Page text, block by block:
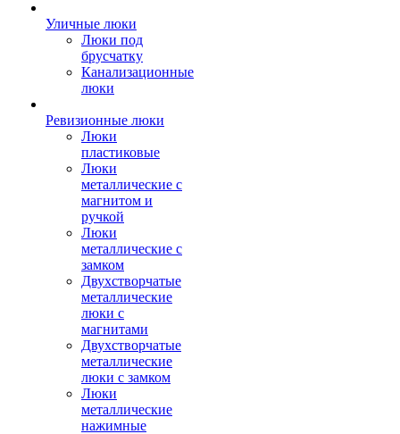
Уличные люки
Люки под
брусчатку
Канализационные
люки
Ревизионные люки
Люки
пластиковые
Люки
металлические с
магнитом и
ручкой
Люки
металлические с
замком
Двухстворчатые
металлические
люки с
магнитами
Двухстворчатые
металлические
люки с замком
Люки
металлические
нажимные